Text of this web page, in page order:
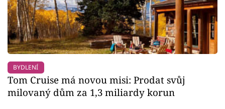
BYDLENÍ
Tom Cruise má novou misi: Prodat svůj
milovaný dům za 1,3 miliardy korun